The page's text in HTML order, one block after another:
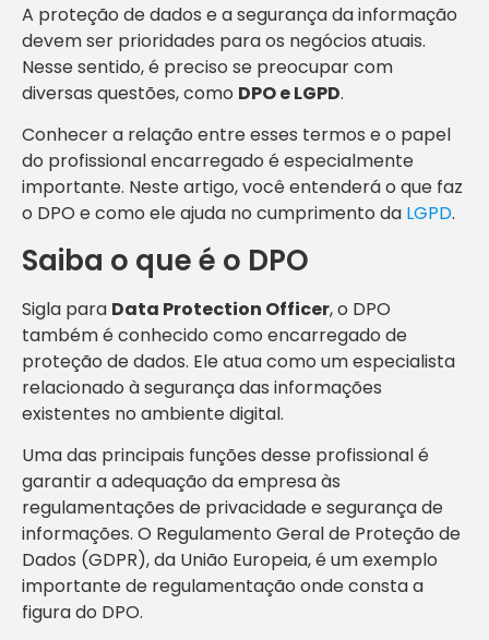
A proteção de dados e a segurança da informação
devem ser prioridades para os negócios atuais.
Nesse sentido, é preciso se preocupar com
diversas questões, como DPO e LGPD.
Conhecer a relação entre esses termos e o papel
do profissional encarregado é especialmente
importante. Neste artigo, você entenderá o que faz
o DPO e como ele ajuda no cumprimento da LGPD.
Saiba o que é o DPO
Sigla para Data Protection Officer, o DPO
também é conhecido como encarregado de
proteção de dados. Ele atua como um especialista
relacionado à segurança das informações
existentes no ambiente digital.
Uma das principais funções desse profissional é
garantir a adequação da empresa às
regulamentações de privacidade e segurança de
informações. O Regulamento Geral de Proteção de
Dados (GDPR), da União Europeia, é um exemplo
importante de regulamentação onde consta a
figura do DPO.